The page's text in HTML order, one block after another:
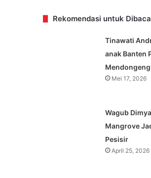
Rekomendasi untuk Dibaca
Tinawati
anak Banten
Mendongeng
Mei 17, 2026
Wagub
Mangrove
Pesisir
April 25, 2026